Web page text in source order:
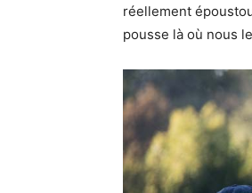
réellement
pousse là où nous